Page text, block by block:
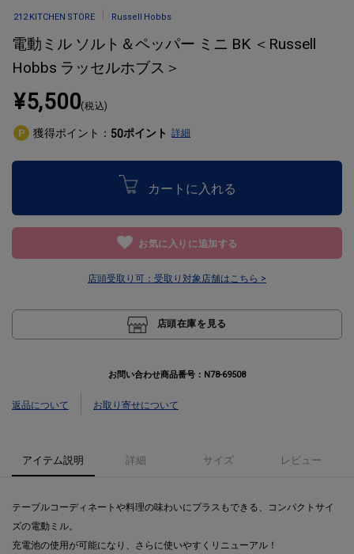
212 KITCHEN STORE Russell Hobbs
電動ミル ソルト＆ペッパー ミニ BK ＜Russell
Hobbs ラッセルホブス＞
¥5,500(税込)
獲得ポイント： 50ポイント 詳細
カートに入れる
お気に入りに追加する
店頭受取り可： 受取り対象店舗はこちら >
店頭在庫を見る
お問い合わせ商品番号： N78-69508
返品について お取り寄せについて
アイテム説明 詳細 サイズ レビュー
テーブルコーディネートや料理の味わいにプラスもできる、コンパクトサイ
ズの電動ミル。
充電池の使用が可能になり、さらに使いやすくリニューアル！